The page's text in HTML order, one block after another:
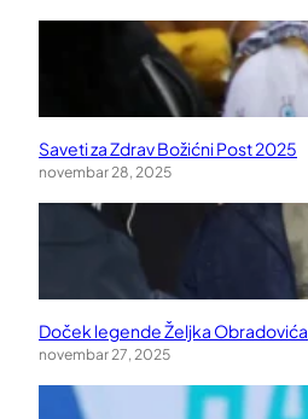
Saveti za Zdrav Božićni Post 2025
novembar 28, 2025
Doček legende Željka Obradovića
novembar 27, 2025